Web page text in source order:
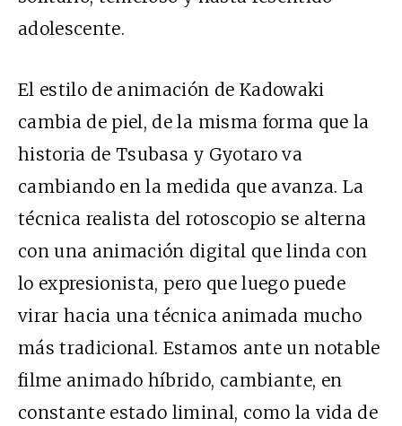
adolescente.
El estilo de animación de Kadowaki
cambia de piel, de la misma forma que la
historia de Tsubasa y Gyotaro va
cambiando en la medida que avanza. La
técnica realista del rotoscopio se alterna
con una animación digital que linda con
lo expresionista, pero que luego puede
virar hacia una técnica animada mucho
más tradicional. Estamos ante un notable
filme animado híbrido, cambiante, en
constante estado liminal, como la vida de